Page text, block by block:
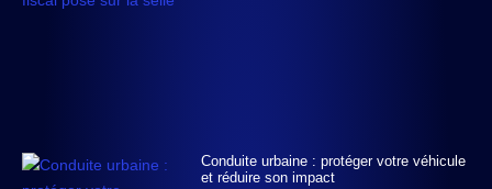
Conduite urbaine : protéger votre véhicule
et réduire son impact